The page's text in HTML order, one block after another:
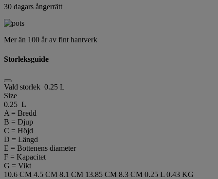
30 dagars ångerrätt
Mer än 100 år av fint hantverk
Storleksguide
Vald storlek 0.25 L
Size
0.25 L
A = Bredd
B = Djup
C = Höjd
D = Längd
E = Bottenens diameter
F = Kapacitet
G = Vikt
10.6 CM 4.5 CM 8.1 CM 13.85 CM 8.3 CM 0.25 L 0.43 KG